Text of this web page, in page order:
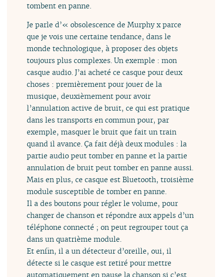
tombent en panne.
Je parle d’« obsolescence de Murphy x parce
que je vois une certaine tendance, dans le
monde technologique, à proposer des objets
toujours plus complexes. Un exemple : mon
casque audio. J’ai acheté ce casque pour deux
choses : premièrement pour jouer de la
musique, deuxièmement pour avoir
l’annulation active de bruit, ce qui est pratique
dans les transports en commun pour, par
exemple, masquer le bruit que fait un train
quand il avance. Ça fait déjà deux modules : la
partie audio peut tomber en panne et la partie
annulation de bruit peut tomber en panne aussi.
Mais en plus, ce casque est Bluetooth, troisième
module susceptible de tomber en panne.
Il a des boutons pour régler le volume, pour
changer de chanson et répondre aux appels d’un
téléphone connecté ; on peut regrouper tout ça
dans un quatrième module.
Et enfin, il a un détecteur d’oreille, oui, il
détecte si le casque est retiré pour mettre
automatiquement en pause la chanson si c’est